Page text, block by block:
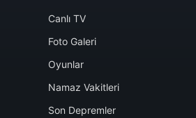
Canlı TV
Foto Galeri
Oyunlar
Namaz Vakitleri
Son Depremler